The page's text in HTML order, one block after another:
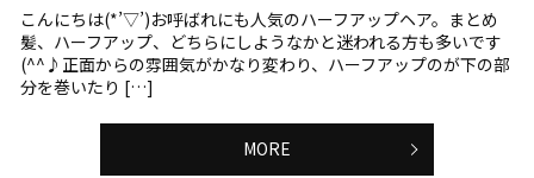
こんにちは(*’▽’)お呼ばれにも人気のハーフアップヘア。まとめ
髪、ハーフアップ、どちらにしようなかと迷われる方も多いです
(^^♪正面からの雰囲気がかなり変わり、ハーフアップのが下の部
分を巻いたり […]
MORE